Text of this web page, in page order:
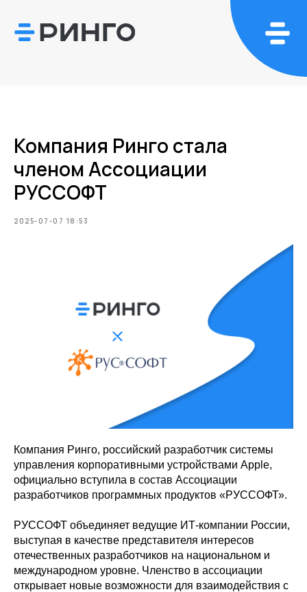
Компания Ринго стала
членом Ассоциации
РУССОФТ
2025-07-07 18:53
Компания Ринго, российский разработчик системы
управления корпоративными устройствами Apple,
официально вступила в состав Ассоциации
разработчиков программных продуктов «РУССОФТ».
РУССОФТ объединяет ведущие ИТ-компании России,
выступая в качестве представителя интересов
отечественных разработчиков на национальном и
международном уровне. Членство в ассоциации
открывает новые возможности для взаимодействия с